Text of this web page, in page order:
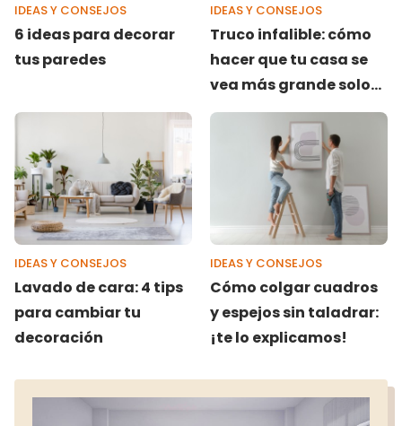
IDEAS Y CONSEJOS
6 ideas para decorar
tus paredes
IDEAS Y CONSEJOS
Truco infalible: cómo
hacer que tu casa se
vea más grande solo
con pintura
IDEAS Y CONSEJOS
Lavado de cara: 4 tips
para cambiar tu
decoración
IDEAS Y CONSEJOS
Cómo colgar cuadros
y espejos sin taladrar:
¡te lo explicamos!